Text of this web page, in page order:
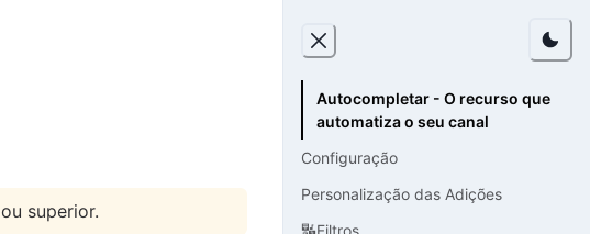
ou superior.
Autocompletar - O recurso que
automatiza o seu canal
Configuração
Personalização das Adições
🔣Filtros